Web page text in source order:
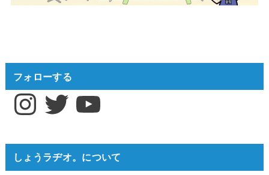
フォローする
InstagramTwitter YouTube
しょうラヂオ。について